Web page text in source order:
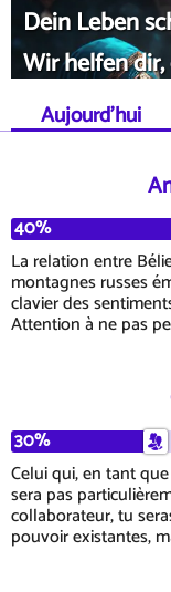
Dein Leben
Wir helfen
Aujourd'hui
40%
La relation entre
montagnes russes
clavier des
Attention à ne pas
30%
Celui qui, en tant
sera pas
collaborateur, tu
pouvoir existantes,